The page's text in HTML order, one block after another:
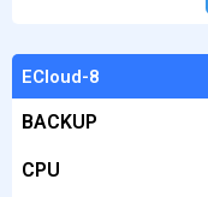
ECloud-8
BACKUP
CPU